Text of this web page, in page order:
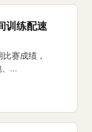
训练配速
赛成绩，